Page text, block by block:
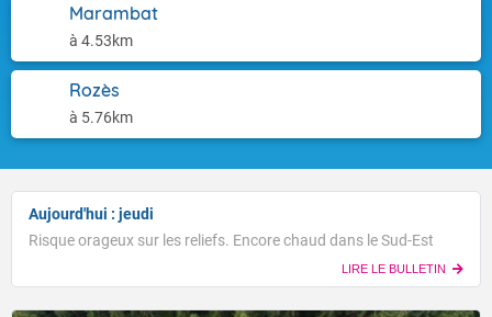
Marambat
à 4.53km
Rozès
à 5.76km
Aujourd'hui : jeudi
Risque orageux sur les reliefs. Encore chaud dans le Sud-Est
LIRE LE BULLETIN